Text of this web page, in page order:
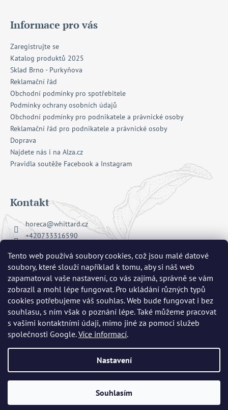
Tento web používá soubory cookies, což jsou malé datové
soubory, které slouží například k tomu, aby si náš web
zapamatoval vaše nastavení, co vás zajímá, správně se vám
zobrazil a mohl lépe fungovat. Pro ukládání různých typů
cookies potřebujeme váš souhlas. Web bude fungovat i bez
souhlasu, s ním však o poznání lépe. Také můžeme pracovat
s vašimi kontaktními údaji, mimo jiné za pomoci služeb
společnosti Google.Více informací.
Nastavení
Souhlasím
Informace pro vás
Zaregistrujte se
Katalog produktů 2025
Sklad Brno - Purkyňova
Reklamační řád
Obchodní podmínky pro spotřebitele
Podmínky ochrany osobních údajů
Obchodní podmínky pro podnikatele a právnické osoby
Reklamační řád pro podnikatele a právnické osoby
Doprava
Najdete nás i na Alza.cz
Pravidla soutěže Facebook a Instagram
Kontakt
horeca@whittard.cz
+420733316590
whittard_cz
Přijímáme online platby
Whittard of Chelsea. Všechna práva vyhrazena.
Upravit nastavení cookies